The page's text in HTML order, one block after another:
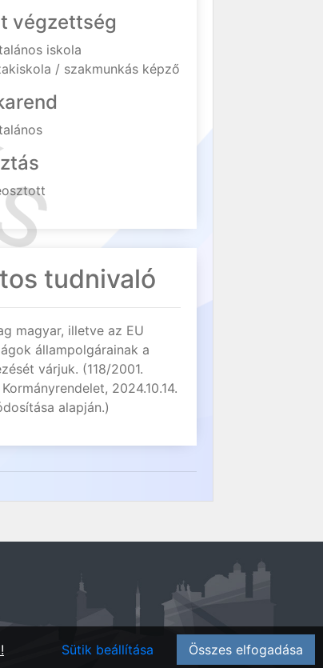
végzettség
iskola
/ szakmunkás képző
tudnivaló
magyar, illetve az EU
állampolgárainak a
várjuk. (118/2001.
2024.10.14.
alapján.)
Sütik beállítása Összes elfogadása